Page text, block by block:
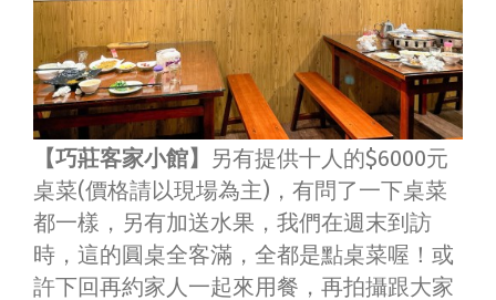
【巧莊客家小館】
另有提供十人的$6000元
桌菜(價格請以現場為主)，有問了一下桌菜
都一樣，另有加送水果，我們在週末到訪
時，這的圓桌全客滿，全都是點桌菜喔！或
許下回再約家人一起來用餐，再拍攝跟大家